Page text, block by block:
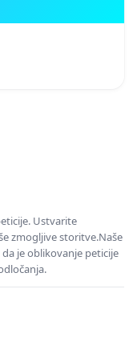
Ustvarite
zmogljive storitve.Naše
je oblikovanje peticije